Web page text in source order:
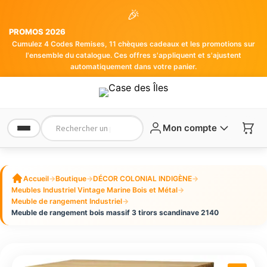
🎉
PROMOS 2026
Cumulez 4 Codes Remises, 11 chèques cadeaux et les promotions sur
l'ensemble du catalogue. Ces offres s'appliquent et s'ajustent
automatiquement dans votre panier.
Mon compte
Accueil→Boutique→DÉCOR COLONIAL INDIGÈNE→
Meubles Industriel Vintage Marine Bois et Métal→
Meuble de rangement Industriel→
Meuble de rangement bois massif 3 tirors scandinave 2140